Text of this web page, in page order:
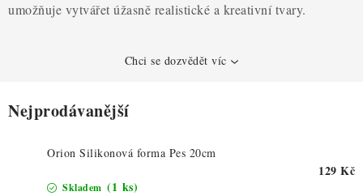
DO KUCHYNĚ
umožňuje vytvářet úžasně realistické a kreativní tvary.
Chci se dozvědět víc
Nejprodávanější
Orion Silikonová forma Pes 20cm
Skladem (1 ks)
129 Kč